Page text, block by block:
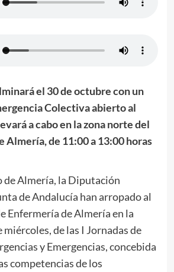
el 30 de octubre con un
Colectiva abierto al
a cabo en la zona norte del
Almería, de 11:00 a 13:00 horas
de Almería, la Diputación
de Andalucía han arropado al
Enfermería de Almería en la
de las I Jornadas de
y Emergencias, concebida
competencias de los